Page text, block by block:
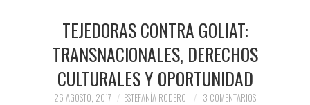
PRENSA Y
COLABORACIONES)
QUIÉN ES
TEJEDORAS CONTRA GOLIAT:
TRANSNACIONALES, DERECHOS
CULTURALES Y OPORTUNIDAD
26 AGOSTO, 2017 ESTEFANÍA RODERO 3 COMENTARIOS